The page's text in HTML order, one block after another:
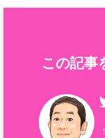
この記事